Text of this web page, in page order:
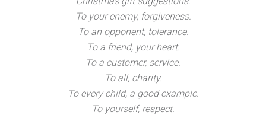
To your enemy, forgiveness.
To an opponent, tolerance.
To a friend, your heart.
To a customer, service.
To all, charity.
To every child, a good example.
To yourself, respect.